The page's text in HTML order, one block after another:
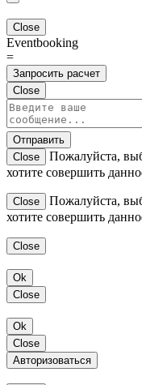
Close
Eventbooking
=
Запросить расчет
Close
Отправить
Close
Пожалуйста,
хотите совершить
Close
Пожалуйста,
хотите совершить
Close
Ok
Close
Ok
Close
Авторизоваться